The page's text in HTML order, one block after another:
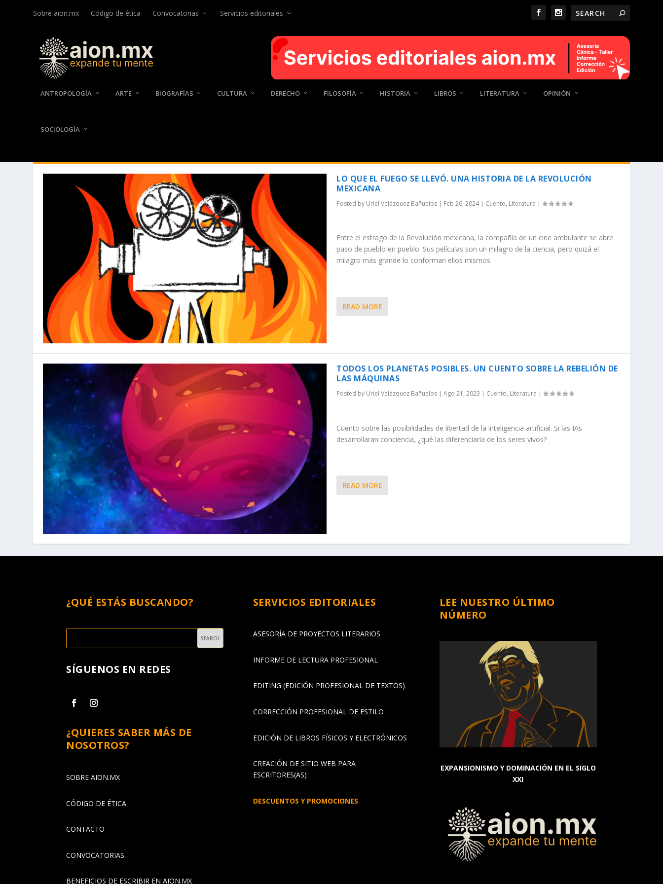
Sobre aion.mx Código de ética Convocatorias Servicios editoriales
ANTROPOLOGÍA ARTE BIOGRAFÍAS CULTURA DERECHO FILOSOFÍA HISTORIA LIBROS LITERATURA OPINIÓN
SOCIOLOGÍA
LO QUE EL FUEGO SE LLEVÓ. UNA HISTORIA DE LA REVOLUCIÓN
MEXICANA
Posted by Uriel Velázquez Bañuelos | Feb 26, 2024| Cuento, Literatura |
Entre el estrago de la Revolución mexicana, la compañía de un cine ambulante se abre
paso de pueblo en pueblo. Sus películas son un milagro de la ciencia, pero quizá el
milagro más grande lo conforman ellos mismos.
READ MORE
TODOS LOS PLANETAS POSIBLES. UN CUENTO SOBRE LA REBELIÓN DE
LAS MÁQUINAS
Posted by Uriel Velázquez Bañuelos | Ago 21, 2023 | Cuento, Literatura |
Cuento sobre las posibilidades de libertad de la inteligencia artificial. Si las IAs
desarrollaran conciencia, ¿qué las diferenciaría de los seres vivos?
READ MORE
¿QUÉ ESTÁS BUSCANDO?
SÍGUENOS EN REDES
¿QUIERES SABER MÁS DE
NOSOTROS?
SOBRE AION.MX
CÓDIGO DE ÉTICA
CONTACTO
CONVOCATORIAS
BENEFICIOS DE ESCRIBIR EN AION.MX
SERVICIOS EDITORIALES
ASESORÍA DE PROYECTOS LITERARIOS
INFORME DE LECTURA PROFESIONAL
EDITING (EDICIÓN PROFESIONAL DE TEXTOS)
CORRECCIÓN PROFESIONAL DE ESTILO
EDICIÓN DE LIBROS FÍSICOS Y ELECTRÓNICOS
CREACIÓN DE SITIO WEB PARA
ESCRITORES(AS)
DESCUENTOS Y PROMOCIONES
LEE NUESTRO ÚLTIMO
NÚMERO
EXPANSIONISMO Y DOMINACIÓN EN EL SIGLO
XXI